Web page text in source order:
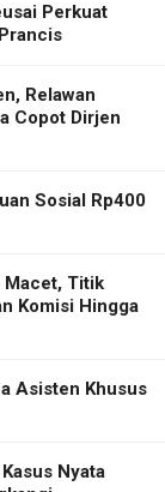
Perkuat
Relawan
Copot Dirjen
Sosial Rp400
Macet, Titik
Komisi Hingga
Asisten Khusus
Nyata